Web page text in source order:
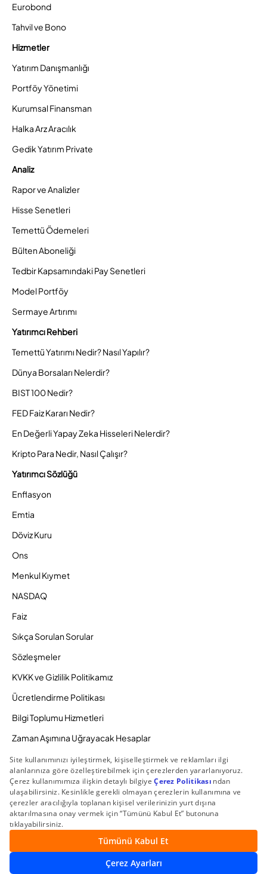
Eurobond
Tahvil ve Bono
Hizmetler
Yatırım Danışmanlığı
Portföy Yönetimi
Kurumsal Finansman
Halka Arz Aracılık
Gedik Yatırım Private
Analiz
Rapor ve Analizler
Hisse Senetleri
Temettü Ödemeleri
Bülten Aboneliği
Tedbir Kapsamındaki Pay Senetleri
Model Portföy
Sermaye Artırımı
Yatırımcı Rehberi
Temettü Yatırımı Nedir? Nasıl Yapılır?
Dünya Borsaları Nelerdir?
BIST 100 Nedir?
FED Faiz Kararı Nedir?
En Değerli Yapay Zeka Hisseleri Nelerdir?
Kripto Para Nedir, Nasıl Çalışır?
Yatırımcı Sözlüğü
Enflasyon
Emtia
Döviz Kuru
Ons
Menkul Kıymet
NASDAQ
Faiz
Sıkça Sorulan Sorular
Sözleşmeler
KVKK ve Gizlilik Politikamız
Ücretlendirme Politikası
Bilgi Toplumu Hizmetleri
Zaman Aşımına Uğrayacak Hesaplar
Duyurular ve Kampanyalar
© 2026 Gedik Yatırım Menkul Değerler AŞ. Tüm Hakları